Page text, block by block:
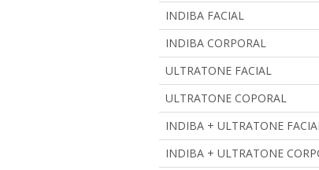
INDIBA FACIAL
INDIBA CORPORAL
ULTRATONE FACIAL
ULTRATONE COPORAL
INDIBA + ULTRATONE
INDIBA + ULTRATONE